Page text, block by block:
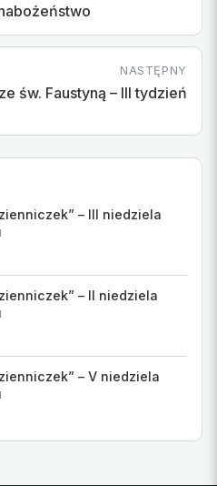
NASTĘPNY
św. Faustyną – III tydzień
– III niedziela
– II niedziela
– V niedziela